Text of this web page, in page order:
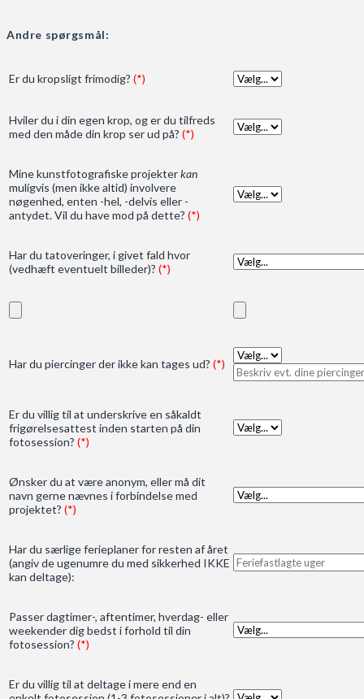
Andre spørgsmål:
Er du kropsligt frimodig? (*)
Hviler du i din egen krop, og er du tilfreds
med den måde din krop ser ud på? (*)
Mine kunstfotografiske projekterkan
muligvis (men ikke altid) involvere
nøgenhed, enten -hel, -delvis eller -
antydet. Vil du have mod på dette? (*)
Har du tatoveringer, i givet fald hvor
(vedhæft eventuelt billeder)? (*)
Har du piercinger der ikke kan tages ud? (*)
Er du villig til at underskrive en såkaldt
frigørelsesattest inden starten på din
fotosession? (*)
Ønsker du at være anonym, eller må dit
navn gerne nævnes i forbindelse med
projektet? (*)
Har du særlige ferieplaner for resten af året
(angiv de ugenumre du med sikkerhed IKKE
kan deltage):
Passer dagtimer-, aftentimer, hverdag- eller
weekender dig bedst i forhold til din
fotosession? (*)
Er du villig til at deltage i mere end en